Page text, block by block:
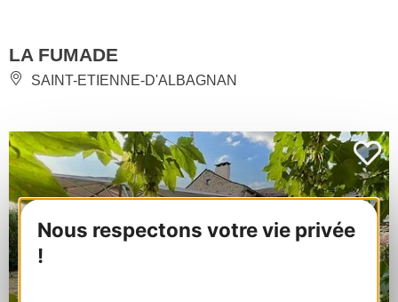
Nous respectons votre vie privée
!
LA FUMADE
SAINT-ETIENNE-D'ALBAGNAN